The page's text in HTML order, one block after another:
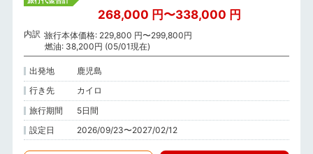
268,000 円〜338,000 円
内訳 旅行本体価格: 229,800 円〜299,800円
燃油: 38,200円 (05/01現在)
出発地
鹿児島
行き先
カイロ
旅行期間
5日間
設定日
2026/09/23〜2027/02/12